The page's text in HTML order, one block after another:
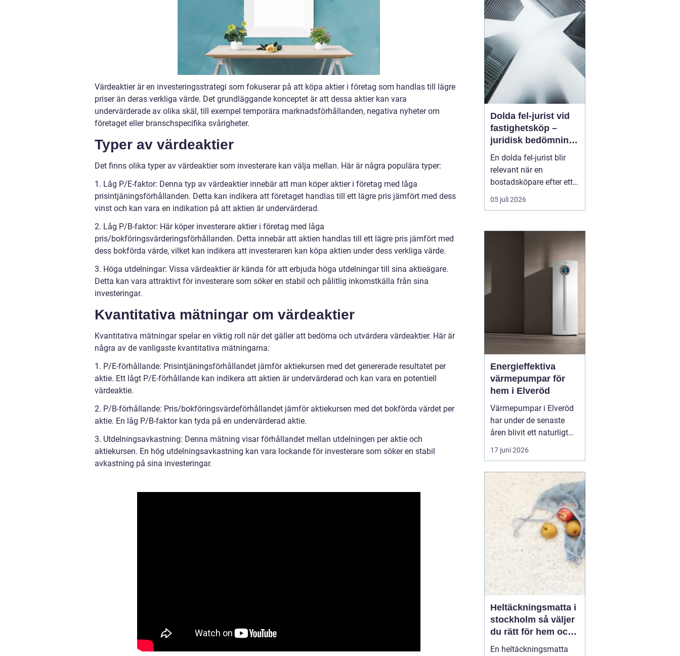
Värdeaktier är en investeringsstrategi som fokuserar på att köpa aktier i företag som handlas till lägre
priser än deras verkliga värde. Det grundläggande konceptet är att dessa aktier kan vara
undervärderade av olika skäl, till exempel temporära marknadsförhållanden, negativa nyheter om
företaget eller branschspecifika svårigheter.
Typer av värdeaktier
Det finns olika typer av värdeaktier som investerare kan välja mellan. Här är några populära typer:
1. Låg P/E-faktor: Denna typ av värdeaktier innebär att man köper aktier i företag med låga
prisintjäningsförhållanden. Detta kan indikera att företaget handlas till ett lägre pris jämfört med dess
vinst och kan vara en indikation på att aktien är undervärderad.
2. Låg P/B-faktor: Här köper investerare aktier i företag med låga
pris/bokföringsvärderingsförhållanden. Detta innebär att aktien handlas till ett lägre pris jämfört med
dess bokförda värde, vilket kan indikera att investeraren kan köpa aktien under dess verkliga värde.
3. Höga utdelningar: Vissa värdeaktier är kända för att erbjuda höga utdelningar till sina aktieägare.
Detta kan vara attraktivt för investerare som söker en stabil och pålitlig inkomstkälla från sina
investeringar.
Kvantitativa mätningar om värdeaktier
Kvantitativa mätningar spelar en viktig roll när det gäller att bedöma och utvärdera värdeaktier. Här är
några av de vanligaste kvantitativa mätningarna:
1. P/E-förhållande: Prisintjäningsförhållandet jämför aktiekursen med det genererade resultatet per
aktie. Ett lågt P/E-förhållande kan indikera att aktien är undervärderad och kan vara en potentiell
värdeaktie.
2. P/B-förhållande: Pris/bokföringsvärdeförhållandet jämför aktiekursen med det bokförda värdet per
aktie. En låg P/B-faktor kan tyda på en undervärderad aktie.
3. Utdelningsavkastning: Denna mätning visar förhållandet mellan utdelningen per aktie och
aktiekursen. En hög utdelningsavkastning kan vara lockande för investerare som söker en stabil
avkastning på sina investeringar.
Dolda fel-jurist vid
fastighetsköp –
juridisk bedömning
av ansvar, bevisning
och tvistlösning
En dolda fel-jurist blir
relevant när en
bostadsköpare efter ett
fastighetsköp upptäcker
brister som inte varit
upptäcka vid
köpetillfället. Det kan
röra sig om fuktskador,
05 juli 2026
Energieffektiva
värmepumpar för
hem i Elveröd
Värmepumpar i Elveröd
har under de senaste
åren blivit ett naturligt
samtalsämne för
villaägare som vill
uppvärmningskostnader
med ett mer hållbart
energival. Många hus i
områ...
17 juni 2026
Heltäckningsmatta i
stockholm så väljer
du rätt för hem och
kontor
En heltäckningsmatta